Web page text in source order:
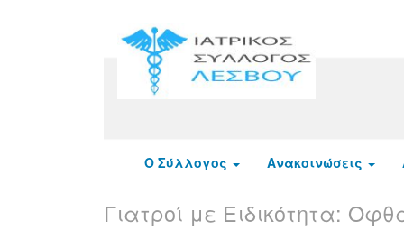
Ο Σύλλογος Ανακοινώσεις
Γιατροί με Ειδικότητα: